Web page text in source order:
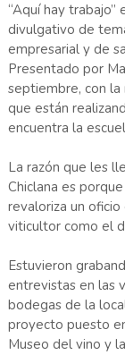
“Aquí hay trabajo”
divulgativo de
empresarial y de
Presentado por
septiembre, con la
que están
encuentra la
La razón que les
Chiclana es
revaloriza un
viticultor como el
Estuvieron
entrevistas en las
bodegas de la
proyecto puesto
Museo del vino y